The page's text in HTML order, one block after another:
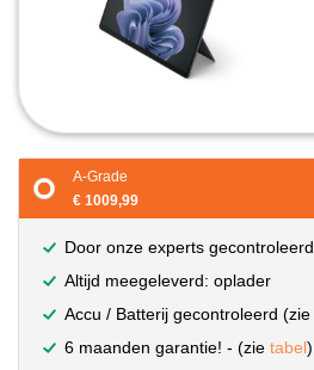
A-Grade
€ 1009,99
Door onze experts gecontroleerd
Altijd meegeleverd: oplader
Accu / Batterij gecontroleerd (zie
6 maanden garantie! - (zie tabel)